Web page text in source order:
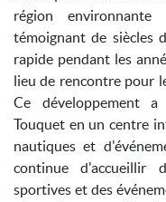
région
témoignant de siècles
rapide pendant les
lieu de rencontre pour
Ce développement
Touquet en un centre
nautiques et
continue d'accueillir
sportives et des